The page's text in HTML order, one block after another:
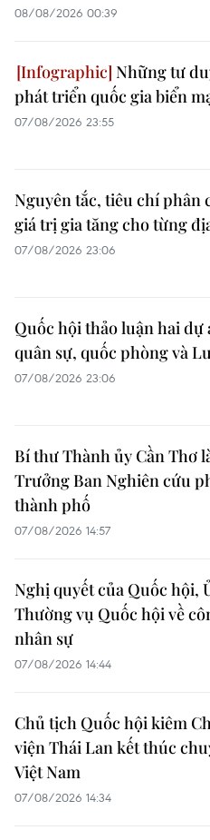
08/08/2026 00:39
Những tư
phát triển quốc gia biển
07/08/2026 23:55
Nguyên tắc, tiêu chí phân
giá trị gia tăng cho từng
07/08/2026 23:06
Quốc hội thảo luận hai dự
quân sự, quốc phòng và
07/08/2026 23:06
Bí thư Thành ủy Cần Thơ
Trưởng Ban Nghiên cứu
thành phố
07/08/2026 14:57
Nghị quyết của Quốc hội,
Thường vụ Quốc hội về
nhân sự
07/08/2026 14:44
Chủ tịch Quốc hội kiêm
viện Thái Lan kết thúc
Việt Nam
07/08/2026 14:34